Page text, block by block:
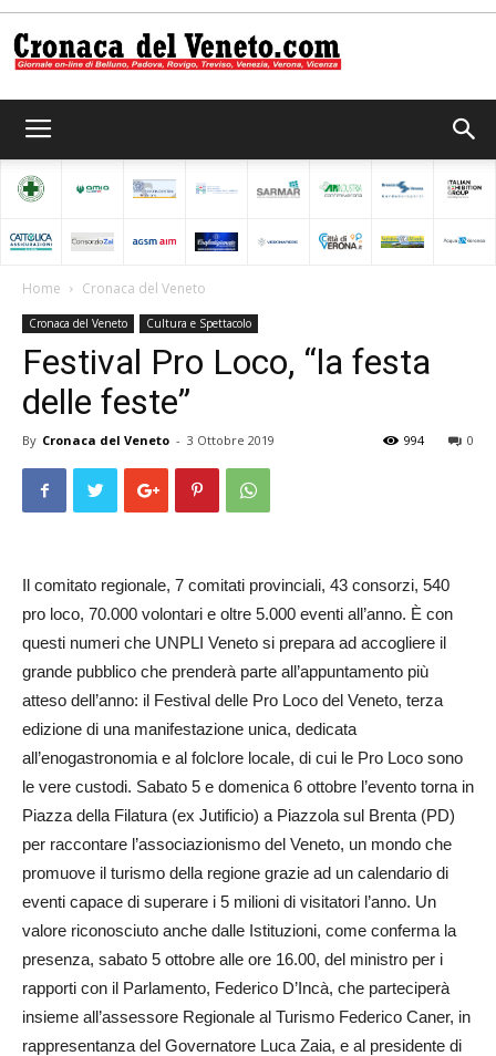
del
Veneto
Home Cronaca del Veneto
Cronaca del Veneto Cultura e Spettacolo
Festival Pro Loco, “la festa
delle feste”
By Cronaca del Veneto - 3 Ottobre 2019 0
994
Il comitato regionale, 7 comitati provinciali, 43 consorzi, 540
pro loco, 70.000 volontari e oltre 5.000 eventi all’anno. È con
questi numeri che UNPLI Veneto si prepara ad accogliere il
grande pubblico che prenderà parte all’appuntamento più
atteso dell’anno: il Festival delle Pro Loco del Veneto, terza
edizione di una manifestazione unica, dedicata
all’enogastronomia e al folclore locale, di cui le Pro Loco sono
le vere custodi. Sabato 5 e domenica 6 ottobre l’evento torna in
Piazza della Filatura (ex Jutificio) a Piazzola sul Brenta (PD)
per raccontare l’associazionismo del Veneto, un mondo che
promuove il turismo della regione grazie ad un calendario di
eventi capace di superare i 5 milioni di visitatori l’anno. Un
valore riconosciuto anche dalle Istituzioni, come conferma la
presenza, sabato 5 ottobre alle ore 16.00, del ministro per i
rapporti con il Parlamento, Federico D’Incà, che parteciperà
insieme all’assessore Regionale al Turismo Federico Caner, in
rappresentanza del Governatore Luca Zaia, e al presidente di